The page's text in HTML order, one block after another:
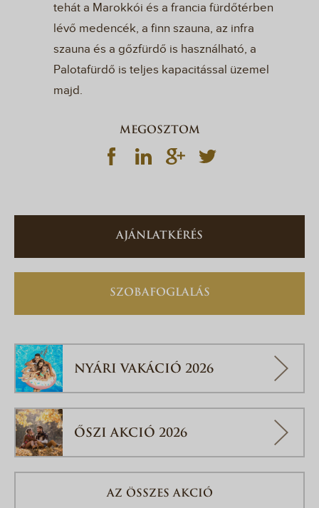
tehát a Marokkói és a francia fürdőtérben
lévő medencék, a finn szauna, az infra
szauna és a gőzfürdő is használható, a
Palotafürdő is teljes kapacitással üzemel
majd.
MEGOSZTOM
AJÁNLATKÉRÉS
SZOBAFOGLALÁS
NYÁRI VAKÁCIÓ 2026
ŐSZI AKCIÓ 2026
AZ ÖSSZES AKCIÓ